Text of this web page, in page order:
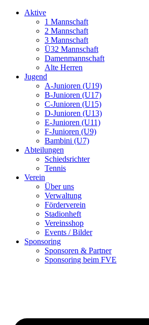
Aktive
1 Mannschaft
2 Mannschaft
3 Mannschaft
Ü32 Mannschaft
Damenmannschaft
Alte Herren
Jugend
A-Junioren (U19)
B-Junioren (U17)
C-Junioren (U15)
D-Junioren (U13)
E-Junioren (U11)
F-Junioren (U9)
Bambini (U7)
Abteilungen
Schiedsrichter
Tennis
Verein
Über uns
Verwaltung
Förderverein
Stadionheft
Vereinsshop
Events / Bilder
Sponsoring
Sponsoren & Partner
Sponsoring beim FVE